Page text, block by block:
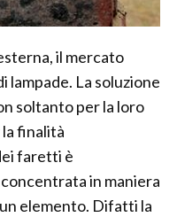
il mercato
La soluzione
soltanto per la loro
finalità
faretti è
in maniera
elemento. Difatti la